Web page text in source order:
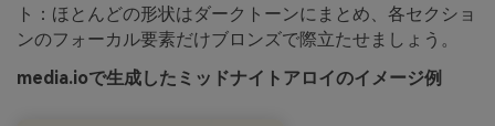
ト：ほとんどの形状はダークトーンにまとめ、各セクショ
ンのフォーカル要素だけブロンズで際立たせましょう。
media.ioで生成したミッドナイトアロイのイメージ例